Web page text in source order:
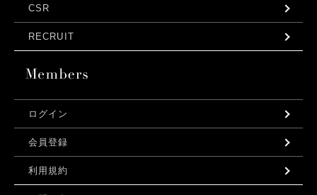
CSR
RECRUIT
ログイン
会員登録
利用規約